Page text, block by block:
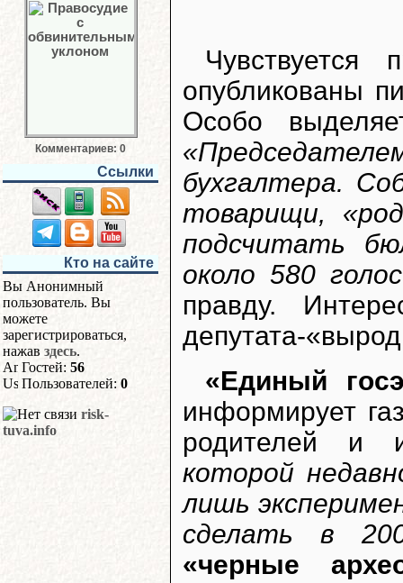
Комментариев: 0
Ссылки
Кто на сайте
Вы Анонимный
пользователь. Вы
можете
зарегистрироваться,
нажав здесь.
Гостей: 56
Пользователей: 0
risk-
tuva.info
Чувствуется
опубликованы
Особо
бухгалтера.
товарищи,
подсчитать
около 580
правду.
депутата-
«Единый
информирует
родителей и
которой
лишь
сделать в
«черные